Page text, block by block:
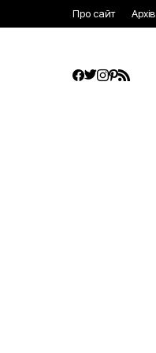
Про сайт Архів